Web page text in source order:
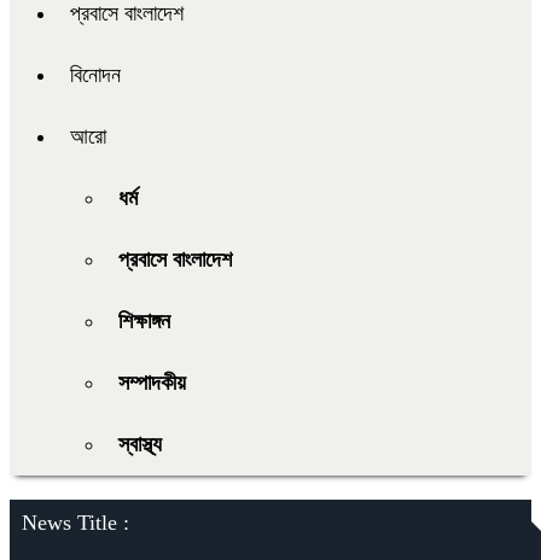
প্রবাসে বাংলাদেশ
বিনোদন
আরো
ধর্ম
প্রবাসে বাংলাদেশ
শিক্ষাঙ্গন
সম্পাদকীয়
স্বাস্থ্য
News Title :